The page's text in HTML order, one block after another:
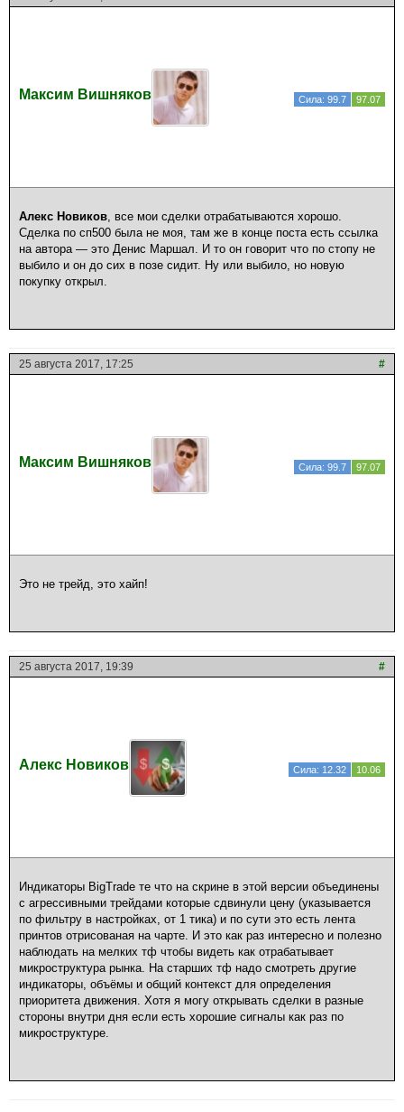
Максим Вишняков Сила: 99.7 97.07
Алекс Новиков, все мои сделки отрабатываются хорошо.
Сделка по сп500 была не моя, там же в конце поста есть ссылка
на автора — это Денис Маршал. И то он говорит что по стопу не
выбило и он до сих в позе сидит. Ну или выбило, но новую
покупку открыл.
25 августа 2017, 17:25 #
Максим Вишняков Сила: 99.7 97.07
Это не трейд, это хайп!
25 августа 2017, 19:39 #
Алекс Новиков Сила: 12.32 10.06
Индикаторы BigTrade те что на скрине в этой версии объединены
с агрессивными трейдами которые сдвинули цену (указывается
по фильтру в настройках, от 1 тика) и по сути это есть лента
принтов отрисованая на чарте. И это как раз интересно и полезно
наблюдать на мелких тф чтобы видеть как отрабатывает
микроструктура рынка. На старших тф надо смотреть другие
индикаторы, объёмы и общий контекст для определения
приоритета движения. Хотя я могу открывать сделки в разные
стороны внутри дня если есть хорошие сигналы как раз по
микроструктуре.